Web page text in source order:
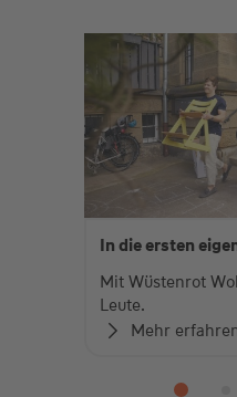
In die ersten
Mit Wüstenrot
Leute.
Mehr